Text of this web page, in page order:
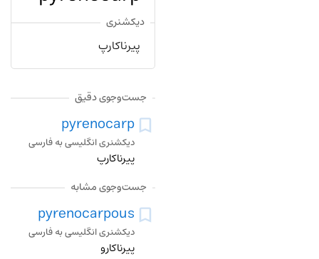
دیکشنری
پیرناکارپ
جست‌وجوی دقیق
pyrenocarp
دیکشنری انگلیسی به فارسی
پیرناکارپ
جست‌وجوی مشابه
pyrenocarpous
دیکشنری انگلیسی به فارسی
پیرناکارو